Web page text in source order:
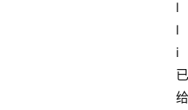
l
l
i
已
给